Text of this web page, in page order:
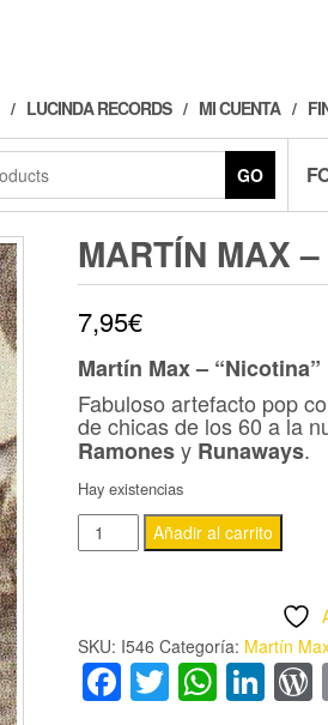
LUCINDA RECORDS MI CUENTA
GO
MARTÍN MAX –
7,95€
Martín Max – “Nicotina”
Fabuloso artefacto pop
de chicas de los 60 a la
Ramonesy Runaways.
Hay existencias
MARTÍN
MAX
CD
cantidad
Añadir al carrito
SKU: I546 Categoría: Martín
Facebook
Twitter